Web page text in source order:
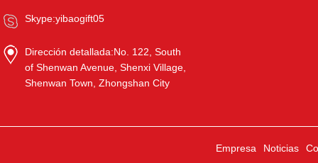
Skype:yibaogift05
Dirección detallada:No. 122, South
of Shenwan Avenue, Shenxi Village,
Shenwan Town, Zhongshan City
Empresa Noticias